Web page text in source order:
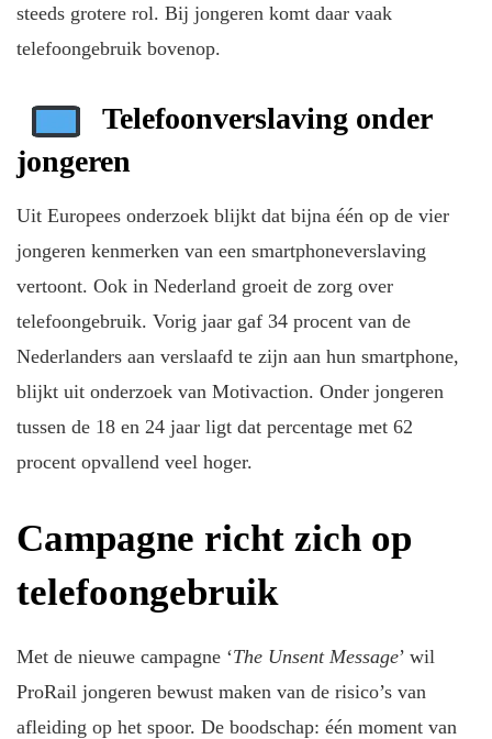
steeds grotere rol. Bij jongeren komt daar vaak
telefoongebruik bovenop.
Telefoonverslaving onder
jongeren
Uit Europees onderzoek blijkt dat bijna één op de vier
jongeren kenmerken van een smartphoneverslaving
vertoont. Ook in Nederland groeit de zorg over
telefoongebruik. Vorig jaar gaf 34 procent van de
Nederlanders aan verslaafd te zijn aan hun smartphone,
blijkt uit onderzoek van Motivaction. Onder jongeren
tussen de 18 en 24 jaar ligt dat percentage met 62
procent opvallend veel hoger.
Campagne richt zich op
telefoongebruik
Met de nieuwe campagne ‘The Unsent Message’ wil
ProRail jongeren bewust maken van de risico’s van
afleiding op het spoor. De boodschap: één moment van